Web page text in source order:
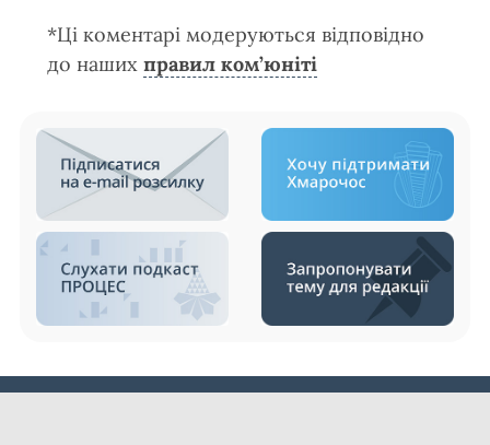
*Ці коментарі модеруються відповідно
до наших правил ком’юніті